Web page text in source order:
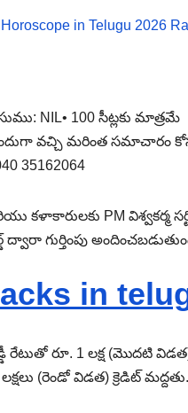
in Telugu 2026
NIL• 100 సీట్లకు మాత్రమే
వచ్చి మరింత సమాచారం
35162064
కళాకారులకు PM విశ్వకర్మ
గుర్తింపు
in
రేటుతో రూ. 1 లక్ష (మొదటి
(రెండో విడత) క్రెడిట్ మద్దతు.